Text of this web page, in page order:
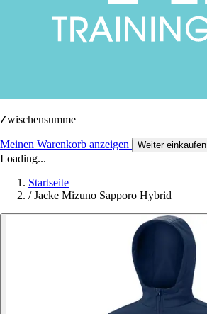
Zwischensumme
Meinen Warenkorb anzeigen Weiter einkaufen
Loading...
Startseite
/ Jacke Mizuno Sapporo Hybrid